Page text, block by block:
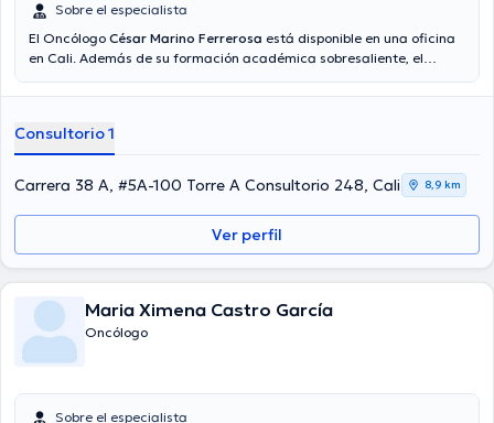
Sobre el especialista
El Oncólogo César Marino Ferrerosa está disponible en una oficina
en Cali. Además de su formación académica sobresaliente, el
médico lleva más de años de experiencia laboral en su disciplina. Así
asociaciones médicas. César Marino Ferrerosa ha cooperado en
cuantiosas conferencias con el objetivo de tener una formación
continua en su ámbito de especialización y ha difundido diversos
artículos. Para finalizar, el especialista puede hablar en Español.
Consultorio 1
Carrera 38 A, #5A-100 Torre A Consultorio 248, Cali 8,9 km
Ver perfil
Maria Ximena Castro García
Oncólogo
Sobre el especialista